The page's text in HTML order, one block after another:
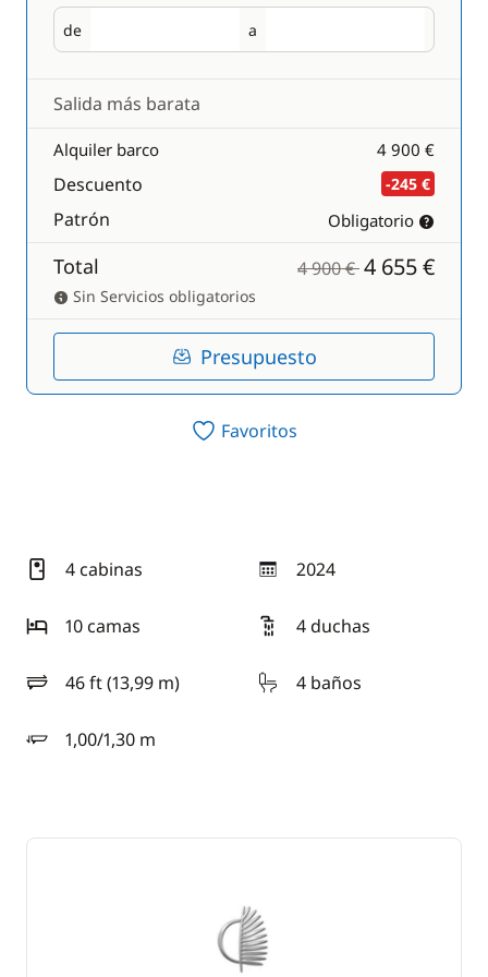
de
Salida a
Regreso
Salida más barata
Alquiler barco 4 900 €
Descuento -245 €
Patrón Obligatorio
Total 4 900 €4 655 €
Sin Servicios obligatorios
Presupuesto
Favoritos
4 cabinas 2024
año
10 camas
4 duchas
46 ft (13,99 m)
eslora 4 baños
1,00/1,30 m
calado